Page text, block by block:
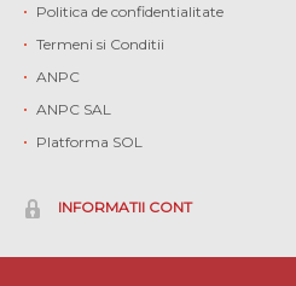
Politica de confidentialitate
Termeni si Conditii
ANPC
ANPC SAL
Platforma SOL
INFORMATII CONT